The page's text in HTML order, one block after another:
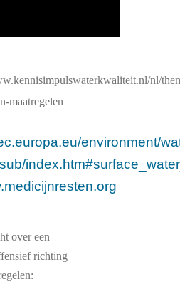
nl/
maatregelen
environment/
over een
richting